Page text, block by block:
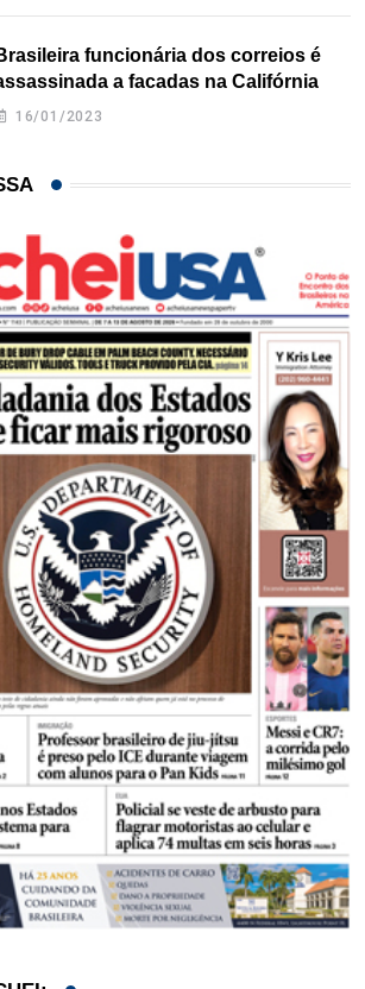
funcionária dos correios é
a facadas na Califórnia
16/01/2023